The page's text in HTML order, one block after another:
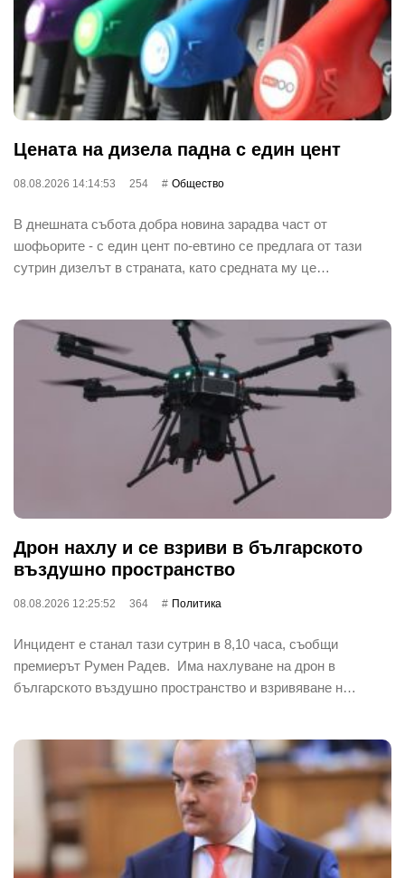
Цената на дизела падна с един цент
08.08.2026 14:14:53 254 Общество
В днешната събота добра новина зарадва част от
шофьорите - с един цент по-евтино се предлага от тази
сутрин дизелът в страната, като средната му це…
Дрон нахлу и се взриви в българското
въздушно пространство
08.08.2026 12:25:52 364 Политика
Инцидент е станал тази сутрин в 8,10 часа, съобщи
премиерът Румен Радев. Има нахлуване на дрон в
българското въздушно пространство и взривяване н…